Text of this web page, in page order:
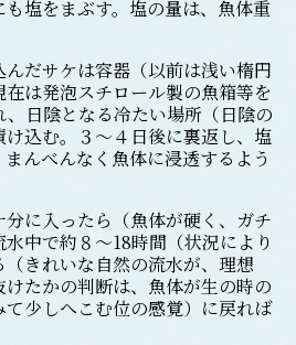
塩をまぶす。塩の量は、魚体重
だサケは容器（以前は浅い楕円
は発泡スチロール製の魚箱等を
日陰となる冷たい場所（日陰の
込む。３～４日後に裏返し、塩
んべんなく魚体に浸透するよう
に入ったら（魚体が硬く、ガチ
中で約８～18時間（状況により
きれいな自然の流水が、理想
たかの判断は、魚体が生の時の
少しへこむ位の感覚）に戻れば